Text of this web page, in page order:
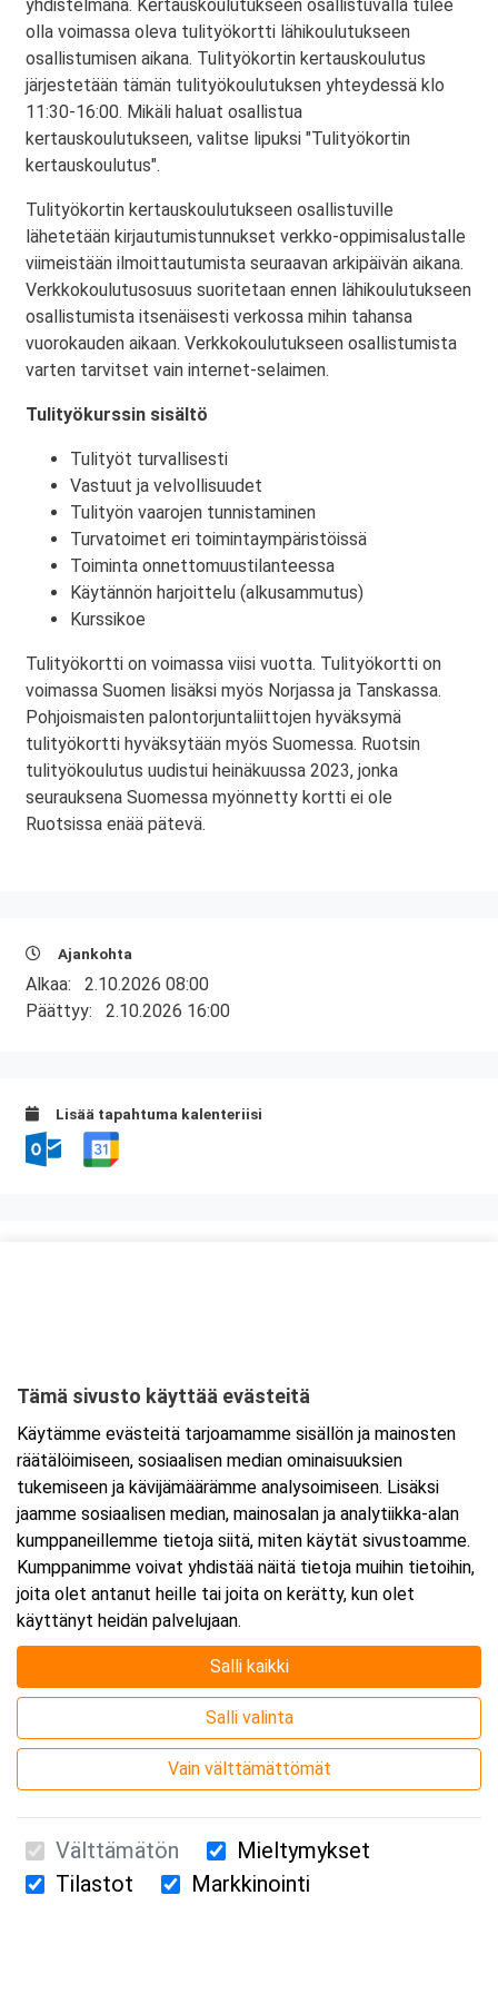
yhdistelmänä. Kertauskoulutukseen osallistuvalla tulee
olla voimassa oleva tulityökortti lähikoulutukseen
osallistumisen aikana. Tulityökortin kertauskoulutus
järjestetään tämän tulityökoulutuksen yhteydessä klo
11:30-16:00. Mikäli haluat osallistua
kertauskoulutukseen, valitse lipuksi "Tulityökortin
kertauskoulutus".
Tulityökortin kertauskoulutukseen osallistuville
lähetetään kirjautumistunnukset verkko-oppimisalustalle
viimeistään ilmoittautumista seuraavan arkipäivän aikana.
Verkkokoulutusosuus suoritetaan ennen lähikoulutukseen
osallistumista itsenäisesti verkossa mihin tahansa
vuorokauden aikaan. Verkkokoulutukseen osallistumista
varten tarvitset vain internet-selaimen.
Tulityökurssin sisältö
Tulityöt turvallisesti
Vastuut ja velvollisuudet
Tulityön vaarojen tunnistaminen
Turvatoimet eri toimintaympäristöissä
Toiminta onnettomuustilanteessa
Käytännön harjoittelu (alkusammutus)
Kurssikoe
Tulityökortti on voimassa viisi vuotta. Tulityökortti on
voimassa Suomen lisäksi myös Norjassa ja Tanskassa.
Pohjoismaisten palontorjuntaliittojen hyväksymä
tulityökortti hyväksytään myös Suomessa. Ruotsin
tulityökoulutus uudistui heinäkuussa 2023, jonka
seurauksena Suomessa myönnetty kortti ei ole
Ruotsissa enää pätevä.
Ajankohta
Alkaa: 2.10.2026 08:00
Päättyy: 2.10.2026 16:00
Lisää tapahtuma kalenteriisi
Tarkempi kartta ja ajo-ohjeet
Suomen Ensiapukoulutus Oy / Valimotie 21 / 00380 Helsinki
Tämä sivusto käyttää evästeitä
Käytämme evästeitä tarjoamamme sisällön ja mainosten
räätälöimiseen, sosiaalisen median ominaisuuksien
tukemiseen ja kävijämäärämme analysoimiseen. Lisäksi
jaamme sosiaalisen median, mainosalan ja analytiikka-alan
kumppaneillemme tietoja siitä, miten käytät sivustoamme.
Kumppanimme voivat yhdistää näitä tietoja muihin tietoihin,
joita olet antanut heille tai joita on kerätty, kun olet
käyttänyt heidän palvelujaan.
Salli kaikki
Salli valinta
Vain välttämättömät
Välttämätön
Mieltymykset
Tilastot
Markkinointi